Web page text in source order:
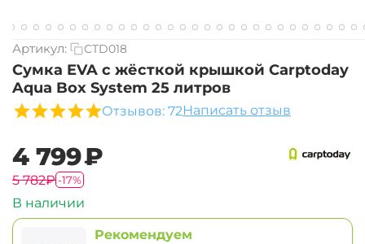
Артикул: CTD018
Сумка EVA с жёсткой крышкой Carptoday
Aqua Box System 25 литров
Отзывов: 72Написать отзыв
‍4 799‍₽
‍5 782‍₽-17%
В наличии
Рекомендуем